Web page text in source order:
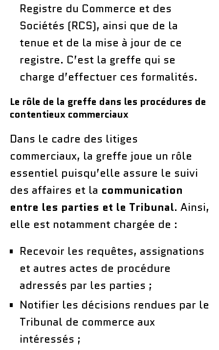
Registre du Commerce et des
Sociétés (RCS), ainsi que de la
tenue et de la mise à jour de ce
registre. C’est la greffe qui se
charge d’effectuer ces formalités.
Le rôle de la greffe dans les procédures de
contentieux commerciaux
Dans le cadre des litiges
commerciaux, la greffe joue un rôle
essentiel puisqu’elle assure le suivi
des affaires et la communication
entre les parties et le Tribunal. Ainsi,
elle est notamment chargée de :
Recevoir les requêtes, assignations
et autres actes de procédure
adressés par les parties ;
Notifier les décisions rendues par le
Tribunal de commerce aux
intéressés ;